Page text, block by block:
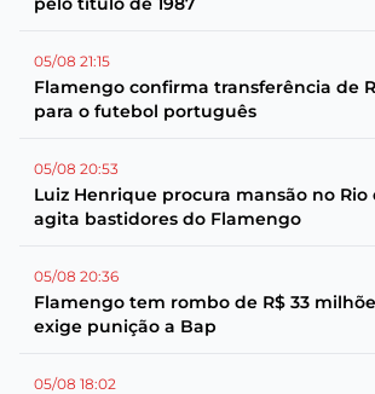
05/08 21:15
Flamengo confirma transferência de
para o futebol português
05/08 20:53
Luiz Henrique procura mansão no Rio
agita bastidores do Flamengo
05/08 20:36
Flamengo tem rombo de R$ 33
exige punição a Bap
05/08 18:02